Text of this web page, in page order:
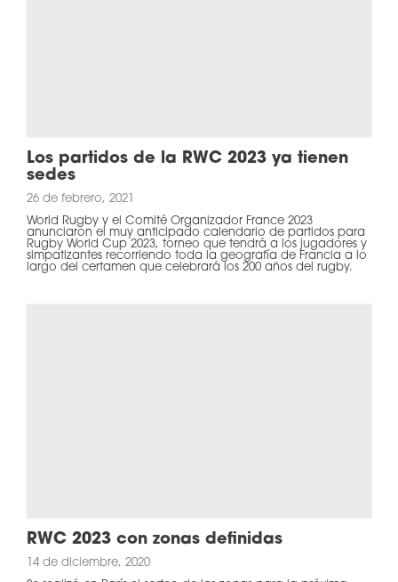
Los partidos de la RWC 2023 ya tienen
sedes
26 de febrero, 2021
World Rugby y el Comité Organizador France 2023
anunciaron el muy anticipado calendario de partidos para
Rugby World Cup 2023, torneo que tendrá a los jugadores y
simpatizantes recorriendo toda la geografía de Francia a lo
largo del certamen que celebrará los 200 años del rugby.
RWC 2023 con zonas definidas
14 de diciembre, 2020